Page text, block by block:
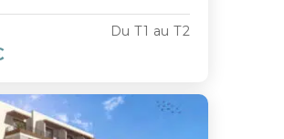
Du T1 au T2